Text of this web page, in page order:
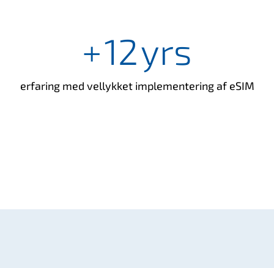
+12yrs
erfaring med vellykket implementering af eSIM